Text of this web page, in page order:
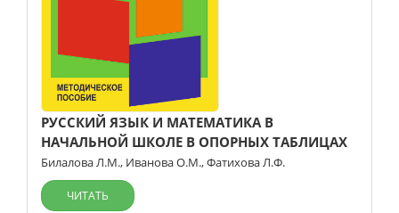
РУССКИЙ ЯЗЫК И МАТЕМАТИКА В
НАЧАЛЬНОЙ ШКОЛЕ В ОПОРНЫХ ТАБЛИЦАХ
Билалова Л.М., Иванова О.М.,Фатихова Л.Ф.
ЧИТАТЬ